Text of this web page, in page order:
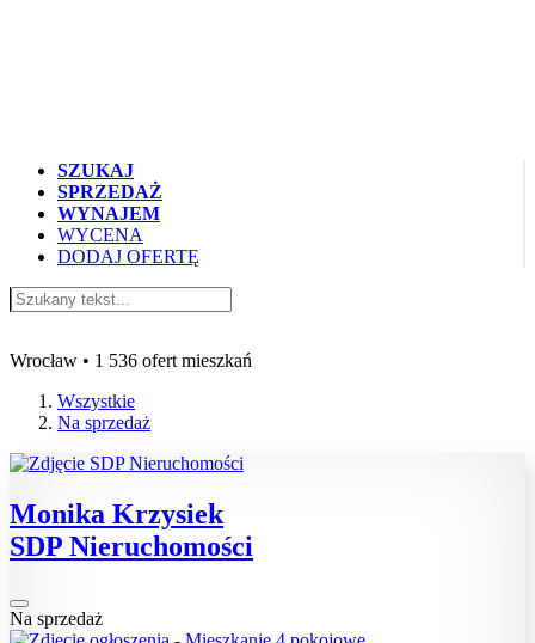
SZUKAJ
SPRZEDAŻ
WYNAJEM
WYCENA
DODAJ OFERTĘ
Wrocław • 1 536 ofert mieszkań
Wszystkie
Na sprzedaż
Monika Krzysiek
SDP Nieruchomości
Na sprzedaż